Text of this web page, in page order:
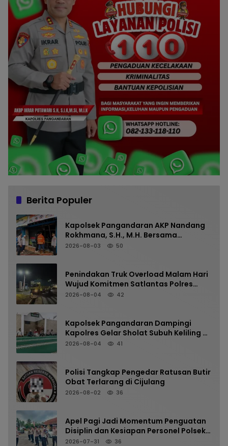
Berita Populer
Kapolsek Pangandaran AKP Nandang
Rokhmana, S.H., M.H. Bersama
Anggota Cek TKP Kebakaran Ruko
2026-08-03 50
Penindakan Truk Overload Malam Hari
Wujud Komitmen Satlantas Polres
Pangandaran Menjaga Keselamatan
2026-08-04 42
Kapolsek Pangandaran Dampingi
Kapolres Gelar Sholat Subuh Keliling di
Masjid Jami Al-Furqon, Pererat
2026-08-04 41
Polisi Tangkap Pengedar Ratusan Butir
Obat Terlarang di Cijulang
2026-08-02 36
Apel Pagi Jadi Momentum Penguatan
Disiplin dan Kesiapan Personel Polsek
Kalipucang
2026-07-31 36